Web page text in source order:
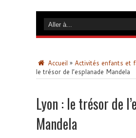
Accueil » Activités enfants et
le trésor de l’esplanade Mandela
Lyon : le trésor de
Mandela